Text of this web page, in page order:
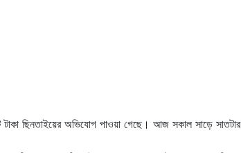
টাকা ছিনতাইয়ের অভিযোগ পাওয়া গেছে। আজ সকাল সাড়ে সাতটার